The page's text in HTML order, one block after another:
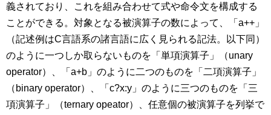
義されており、これを組み合わせて式や命令文を構成する
ことができる。対象となる被演算子の数によって、「a++」
（記述例はC言語系の諸言語に広く見られる記法。以下同）
のように一つしか取らないものを「単項演算子」（unary
operator）、「a+b」のように二つのものを「二項演算子」
（binary operator）、「c?x:y」のように三つのものを「三
項演算子」（ternary opeator）、任意個の被演算子を列挙で